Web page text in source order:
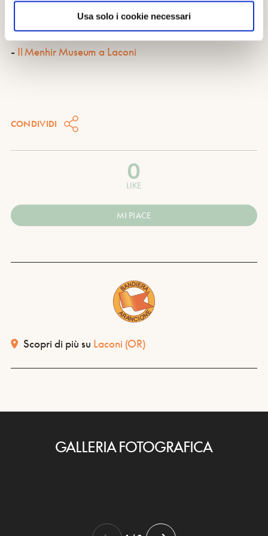
Usa solo i cookie necessari
Laconi: perché è una Bandiera arancione Tci
-Che cosa vedere a Laconi
- Il Menhir Museum a Laconi
CONDIVIDI
0
LIKE
MI PIACE
Scopri di più su Laconi (OR)
GALLERIA FOTOGRAFICA